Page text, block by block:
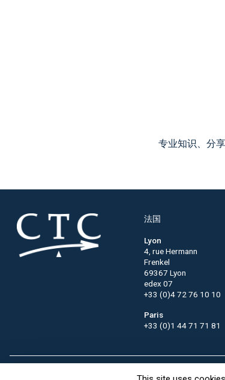
专业知识、分
法国
Lyon
4, rue Hermann
Frenkel
69367 Lyon
edex 07
+33 (0)4 72 76 10 10
Paris
+33 (0)1 44 71 71 81